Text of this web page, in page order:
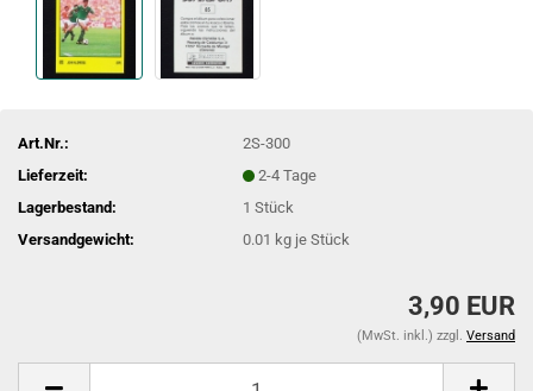
Art.Nr.:
2S-300
Lieferzeit:
2-4 Tage
Lagerbestand:
1Stück
Versandgewicht:
0.01 kg je Stück
3,90 EUR
(MwSt. inkl.) zzgl. Versand